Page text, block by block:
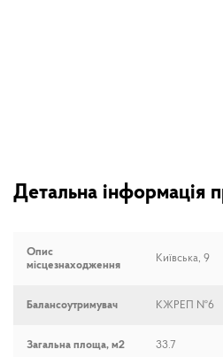
Детальна інформація
Опис
місцезнаходження
Київська, 9
Балансоутримувач КЖРЕП №6
Загальна площа, м2 33.7